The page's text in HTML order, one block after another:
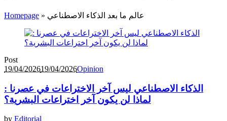
Homepage » عالم ما بعد الذكاء الاصطناعي
Post
19/04/202619/04/2026Opinion
الذكاء الاصطناعي ليس آخر الاختراعات في عصرنا :
لماذا لن يكون آخر اختراعات البشرية؟
by Editorial